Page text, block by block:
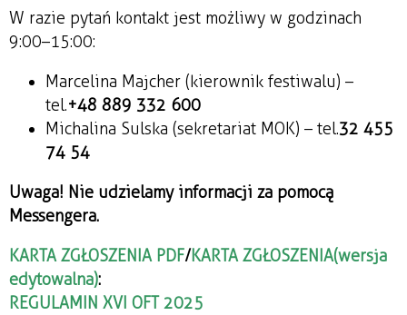
W razie pytań kontakt jest możliwy w godzinach
9:00–15:00:
Marcelina Majcher (kierownik festiwalu) –
tel.+48 889 332 600
Michalina Sulska (sekretariat MOK) – tel.32 455
74 54
Uwaga! Nie udzielamy informacji za pomocą
Messengera.
KARTA ZGŁOSZENIA PDF/KARTA ZGŁOSZENIA(wersja
edytowalna):
REGULAMIN XVI OFT 2025